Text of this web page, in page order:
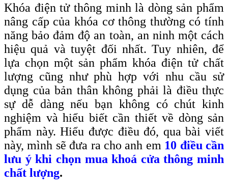
Khóa điện tử thông minh là dòng sản phẩm
nâng cấp của khóa cơ thông thường có tính
năng bảo đảm độ an toàn, an ninh một cách
hiệu quả và tuyệt đối nhất. Tuy nhiên, để
lựa chọn một sản phẩm khóa điện tử chất
lượng cũng như phù hợp với nhu cầu sử
dụng của bản thân không phải là điều thực
sự dễ dàng nếu bạn không có chút kinh
nghiệm và hiểu biết cần thiết về dòng sản
phẩm này. Hiểu được điều đó, qua bài viết
này, mình sẽ đưa ra cho anh em 10 điều cần
lưu ý khi chọn mua khoá cửa thông minh
chất lượng.